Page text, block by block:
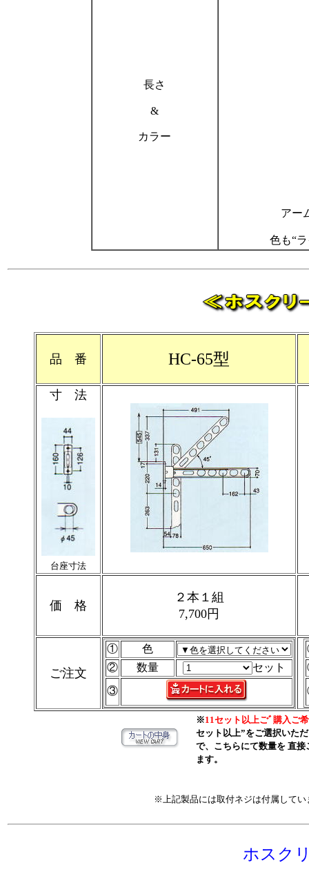
長さ
&
カラー
アー
色も“
品 番 HC-65型
寸 法
台座寸法
価 格
２本１組
7,700円
ご注文
①
色
②
数量
セット
③
※11セット以上ごﾞ購入ご
セット以上”をご選択いた
で、こちらにて数量を 直
ます。
※上記製品には取付ネジは付属して
ホスク